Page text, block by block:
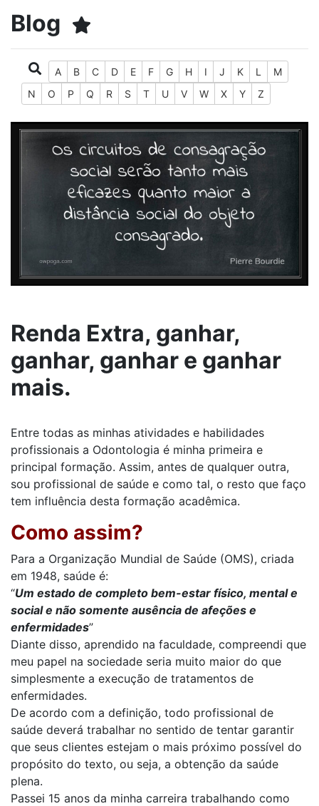
Blog
A B C D E F G H I J K L
M
N
O P Q R S T U V W X Y Z
Renda Extra, ganhar,
ganhar, ganhar e ganhar
mais.
Entre todas as minhas atividades e habilidades
profissionais a Odontologia é minha primeira e
principal formação. Assim, antes de qualquer outra,
sou profissional de saúde e como tal, o resto que faço
tem influência desta formação acadêmica.
Como assim?
Para a Organização Mundial de Saúde (OMS), criada
em 1948, saúde é:
“Um estado de completo bem-estar físico, mental e
social e não somente ausência de afeções e
enfermidades”
Diante disso, aprendido na faculdade, compreendi que
meu papel na sociedade seria muito maior do que
simplesmente a execução de tratamentos de
enfermidades.
De acordo com a definição, todo profissional de
saúde deverá trabalhar no sentido de tentar garantir
que seus clientes estejam o mais próximo possível do
propósito do texto, ou seja, a obtenção da saúde
plena.
Passei 15 anos da minha carreira trabalhando como